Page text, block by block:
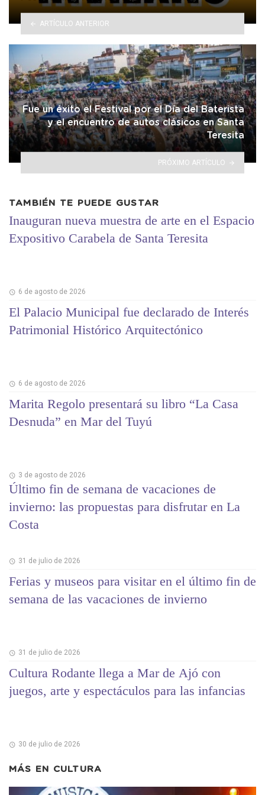
ARTÍCULO ANTERIOR
Fue un éxito el Festival por el Día del Baterista
y el encuentro de autos clásicos en Santa
Teresita
PRÓXIMO ARTÍCULO
TAMBIÉN TE PUEDE GUSTAR
Inauguran nueva muestra de arte en el Espacio
Expositivo Carabela de Santa Teresita
6 de agosto de 2026
El Palacio Municipal fue declarado de Interés
Patrimonial Histórico Arquitectónico
6 de agosto de 2026
Marita Regolo presentará su libro “La Casa
Desnuda” en Mar del Tuyú
3 de agosto de 2026
Último fin de semana de vacaciones de
invierno: las propuestas para disfrutar en La
Costa
31 de julio de 2026
Ferias y museos para visitar en el último fin de
semana de las vacaciones de invierno
31 de julio de 2026
Cultura Rodante llega a Mar de Ajó con
juegos, arte y espectáculos para las infancias
30 de julio de 2026
MÁS EN CULTURA